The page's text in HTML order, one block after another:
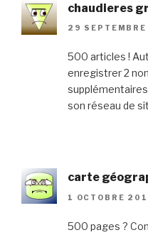
chaudieres
29
500 articles !
enregistrer 2
son réseau de
carte
1 OCTOBRE
500 pages ?